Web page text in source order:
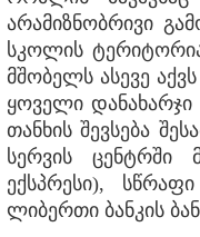
არამიზნობრივი
სკოლის
მშობელს ასევე
ყოველი დანახარჯი
თანხის შევსება
სერვის ცენტრში
ექსპრესი),
ლიბერთი ბანკის